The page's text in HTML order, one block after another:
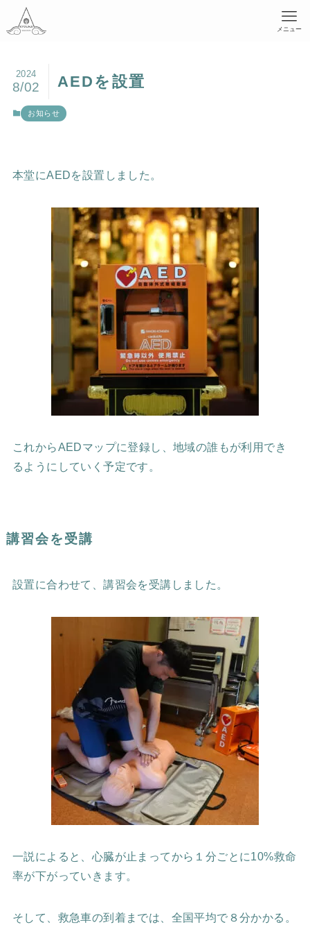
メニュー
AEDを設置
2024
8/02
お知らせ
本堂にAEDを設置しました。
これからAEDマップに登録し、地域の誰もが利用でき
るようにしていく予定です。
講習会を受講
設置に合わせて、講習会を受講しました。
一説によると、心臓が止まってから１分ごとに10%救命
率が下がっていきます。
そして、救急車の到着までは、全国平均で８分かかる。